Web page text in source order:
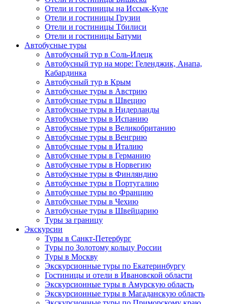
Отели и гостиницы на Иссык-Куле
Отели и гостиницы Грузии
Отели и гостиницы Тбилиси
Отели и гостиницы Батуми
Автобусные туры
Автобусный тур в Соль-Илецк
Автобусный тур на море: Геленджик, Анапа,
Кабардинка
Автобусный тур в Крым
Автобусные туры в Австрию
Автобусные туры в Швецию
Автобусные туры в Нидерланды
Автобусные туры в Испанию
Автобусные туры в Великобританию
Автобусные туры в Венгрию
Автобусные туры в Италию
Автобусные туры в Германию
Автобусные туры в Норвегию
Автобусные туры в Финляндию
Автобусные туры в Португалию
Автобусные туры во Францию
Автобусные туры в Чехию
Автобусные туры в Швейцарию
Туры за границу
Экскурсии
Туры в Санкт-Петербург
Туры по Золотому кольцу России
Туры в Москву
Экскурсионные туры по Екатеринбургу
Гостиницы и отели в Ивановской области
Экскурсионные туры в Амурскую область
Экскурсионные туры в Магаданскую область